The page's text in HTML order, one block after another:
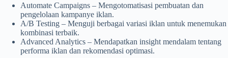
Automate Campaigns – Mengotomatisasi pembuatan dan
pengelolaan kampanye iklan.
A/B Testing – Menguji berbagai variasi iklan untuk menemukan
kombinasi terbaik.
Advanced Analytics – Mendapatkan insight mendalam tentang
performa iklan dan rekomendasi optimasi.